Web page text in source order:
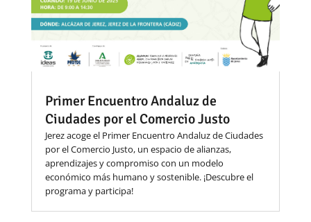
Primer Encuentro Andaluz de
Ciudades por el Comercio Justo
Jerez acoge el Primer Encuentro Andaluz de Ciudades
por el Comercio Justo, un espacio de alianzas,
aprendizajes y compromiso con un modelo
económico más humano y sostenible. ¡Descubre el
programa y participa!